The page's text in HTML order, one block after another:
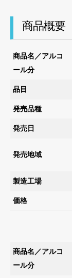
商品概要
商品名／アルコ
ール分
品目
発売品種
発売日
発売地域
製造工場
価格
商品名／アルコ
ール分